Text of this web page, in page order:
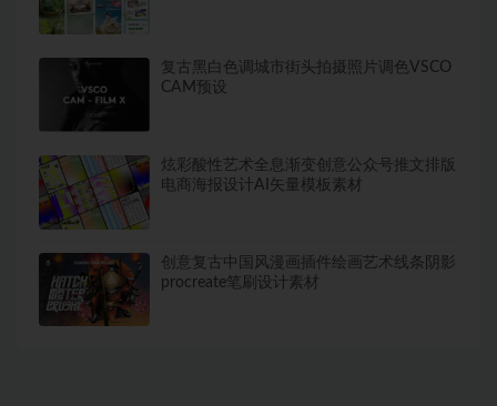
复古黑白色调城市街头拍摄照片调色VSCO
CAM预设
炫彩酸性艺术全息渐变创意公众号推文排版
电商海报设计AI矢量模板素材
创意复古中国风漫画插件绘画艺术线条阴影
procreate笔刷设计素材